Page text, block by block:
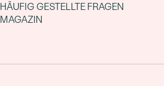
HÄUFIG GESTELLTE FRAGEN
MAGAZIN